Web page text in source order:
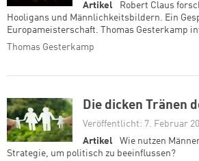
Artikel
Robert Claus
Hooligans und Männlichkeitsbildern. Ein
Europameisterschaft. Thomas Gesterkamp
Thomas Gesterkamp
Die dicken Tränen
Veröffentlicht: 7. Februar
Artikel
Wie nutzen
Strategie, um politisch zu beeinflussen?